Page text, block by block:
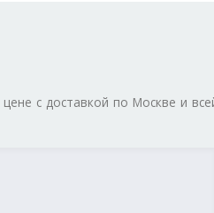
с доставкой по Москве и